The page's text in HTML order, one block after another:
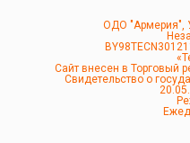
ОДО "Армерия",
Сайт внесен в Торговый
Свидетельство о